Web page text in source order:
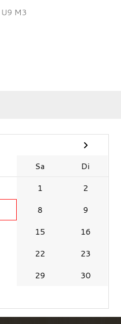
U9 M3
Sa
Di
1
2
8
9
15
16
22
23
29
30